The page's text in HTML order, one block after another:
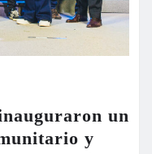
un
y
a vecinos